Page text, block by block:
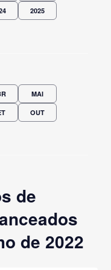
2025
MAI
OUT
de
de 2022